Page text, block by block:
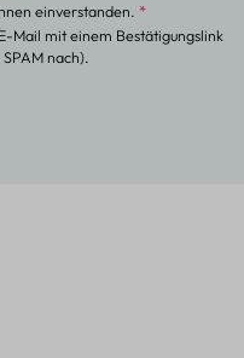
einverstanden. *
Mail mit einem Bestätigungslink
nach).